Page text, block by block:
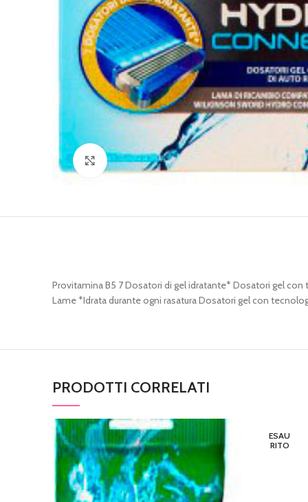
Clicca per ingrandire
Provitamina B5 7 Dosatori di gel idratante* Dosatori gel
Lame *Idrata durante ogni rasatura Dosatori gel con
PRODOTTI CORRELATI
ESAU
RITO